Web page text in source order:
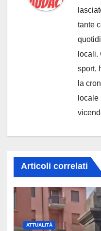
tante
locali.
sport,
la
Articoli correlati
ATTUALITÀ